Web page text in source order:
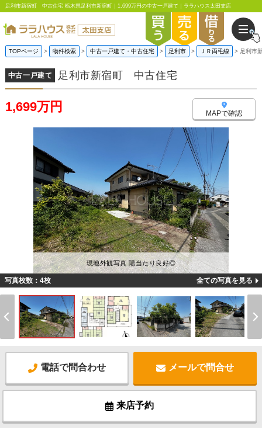
足利市新宿町 中古住宅 栃木県足利市新宿町｜1,699万円の中古一戸建て｜ララハウス太田支店
TOPページ 物件検索 中古一戸建て・中古住宅 足利市 ＪＲ両毛線 足利市
中古一戸建て 足利市新宿町 中古住宅
1,699万円 MAPで確認
現地外観写真 陽当たり良好◎
写真枚数：4枚 全ての写真を見る
電話で問合わせ メールで問合せ
来店予約